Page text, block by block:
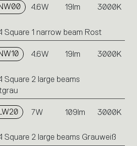
4.6W 19lm 3000K
Square 1 narrow beam Rost
4.6W 19lm 3000K
Square 2 large beams
7W 109lm 3000K
Square 2 large beams Grauweiß